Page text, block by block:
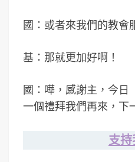
國：或者來我們的教會
基：那就更加好啊！
國：嘩，感謝主，今日
一個禮拜我們再來，下
支持